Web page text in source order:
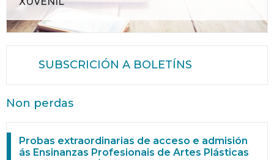
SUBSCRICIÓN A BOLETÍNS
Non perdas
Probas extraordinarias de acceso e admisión
ás Ensinanzas Profesionais de Artes Plásticas